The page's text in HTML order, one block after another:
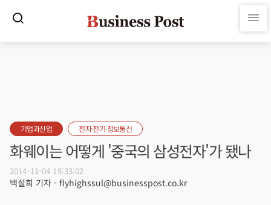
기업과산업 전자·전기·정보통신
화웨이는 어떻게 '중국의 삼성전자'가 됐나
2014-11-04 19:33:02
백설희 기자 - flyhighssul@businesspost.co.kr